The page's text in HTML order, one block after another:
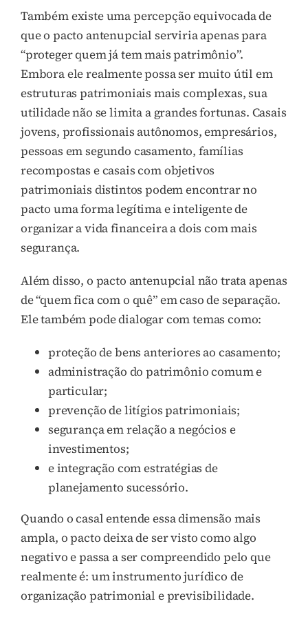
Também existe uma percepção equivocada de
que o pacto antenupcial serviria apenas para
“proteger quem já tem mais patrimônio”.
Embora ele realmente possa ser muito útil em
estruturas patrimoniais mais complexas, sua
utilidade não se limita a grandes fortunas. Casais
jovens, profissionais autônomos, empresários,
pessoas em segundo casamento, famílias
recompostas e casais com objetivos
patrimoniais distintos podem encontrar no
pacto uma forma legítima e inteligente de
organizar a vida financeira a dois com mais
segurança.
Além disso, o pacto antenupcial não trata apenas
de “quem fica com o quê” em caso de separação.
Ele também pode dialogar com temas como:
proteção de bens anteriores ao casamento;
administração do patrimônio comum e
particular;
prevenção de litígios patrimoniais;
segurança em relação a negócios e
investimentos;
e integração com estratégias de
planejamento sucessório.
Quando o casal entende essa dimensão mais
ampla, o pacto deixa de ser visto como algo
negativo e passa a ser compreendido pelo que
realmente é: um instrumento jurídico de
organização patrimonial e previsibilidade.